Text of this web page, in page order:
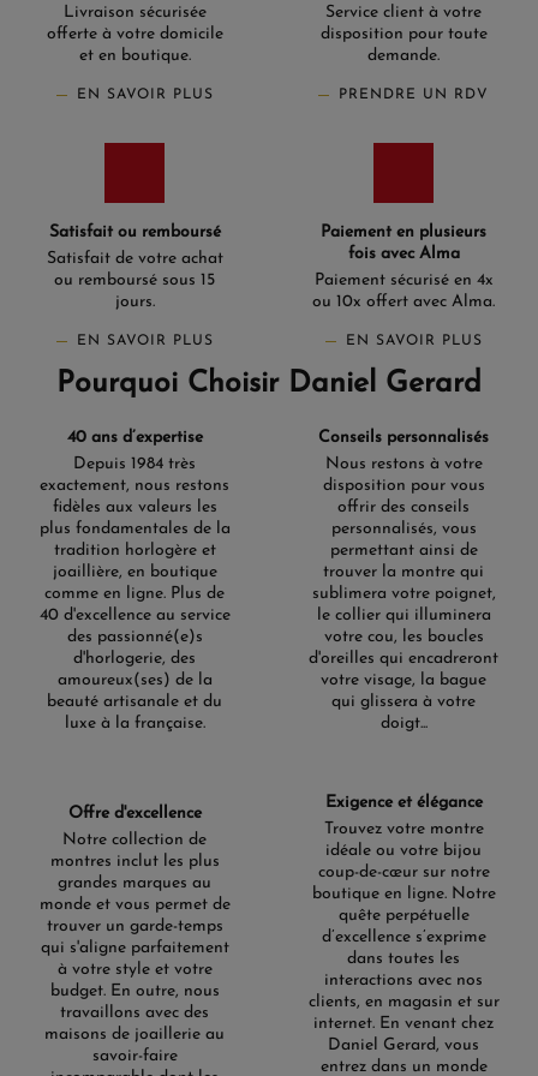
protégés par du verre saphir anti-reflet ou du verre
Hardlex, offrent une résistance inégalée aux rayures. Les
bracelets, qu'ils soient en cuir, acier inoxydable ou textile,
Les cadrans de la série Cocktail, par exemple, sont une
et lumineuses. Chaque détail, des textures aux couleurs,
Des mouvements d'une
précision incomparable
Au cœur de la collection Seiko Presagese trouvent des
mouvements automatiques japonais, qui sont le fruit de
qu'ils soient à remontage automatique ou manuel,
promettent une précision et une fiabilité exceptionnelles.
Les complications telles que les indicateurs de réserve de
fonctions GMT enrichissent l'expérience horlogère. Grâce
à une étanchéité variant de 30 à 100 mètres, ces montres
sont conçues pour s'adapter à tous les environnements,
du quotidien aux occasions plus formelles.
Polyvalence et adaptation
aux styles de vie
Lacollection Seiko Presage
est conçue pour s'intégrer
harmonieusement dans la vie de ses porteurs, quels que
soient leurs styles et besoins. Que ce soit pour une
réunion professionnelle, une sortie décontractée ou une
activité sportive, ces montres s'adaptent avec élégance.
Les modèles de la série Style 60's, par exemple, allient
audacieuse. Chaque montre est pensée pour être un
compagnon fidèle et adaptable, reflétant l'équilibre
parfait entre fonctionnalité et beauté.
Modèles iconiques Seiko
Presage
La diversité est l'une des forces de la
collection Seiko
Presage , avec des modèles qui mettent en valeur
l'artisanat japonais et le savoir-faire horloger. Le modèle
Craftsmanship Urushi, avec son cadran laqué à la main,
témoigne de l'excellence artisanale. Les éditions limitées
telles que la SPB445J1avec son cadran en porcelaine
Livraison sécurisée
offerte à votre domicile
et en boutique.
EN SAVOIR PLUS
Service client à votre
disposition pour toute
demande.
PRENDRE UN RDV
Satisfait ou remboursé
Satisfait de votre achat
ou remboursé sous 15
jours.
EN SAVOIR PLUS
Paiement en plusieurs
fois avec Alma
Paiement sécurisé en 4x
ou 10x offert avec Alma.
EN SAVOIR PLUS
Pourquoi Choisir Daniel Gerard
40 ans d’expertise
Depuis 1984 très
exactement, nous restons
fidèles aux valeurs les
plus fondamentales de la
tradition horlogère et
joaillière, en boutique
comme en ligne. Plus de
40 d'excellence au service
des passionné(e)s
d'horlogerie, des
amoureux(ses) de la
beauté artisanale et du
luxe à la française.
Conseils personnalisés
Nous restons à votre
disposition pour vous
offrir des conseils
personnalisés, vous
permettant ainsi de
trouver la montre qui
sublimera votre poignet,
le collier qui illuminera
votre cou, les boucles
d'oreilles qui encadreront
votre visage, la bague
qui glissera à votre
doigt...
Offre d'excellence
Notre collection de
montres inclut les plus
grandes marques au
monde et vous permet de
trouver un garde-temps
qui s'aligne parfaitement
à votre style et votre
budget. En outre, nous
travaillons avec des
maisons de joaillerie au
savoir-faire
Exigence et élégance
Trouvez votre montre
idéale ou votre bijou
coup-de-cœur sur notre
boutique en ligne. Notre
quête perpétuelle
d’excellence s’exprime
dans toutes les
interactions avec nos
clients, en magasin et sur
internet. En venant chez
Daniel Gerard, vous
entrez dans un monde